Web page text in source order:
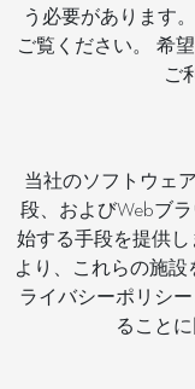
う必要があります
ご覧ください。 希
ご
当社のソフトウェ
段、およびWebブ
始する手段を提供
より、これらの施設
ライバシーポリシ
ること